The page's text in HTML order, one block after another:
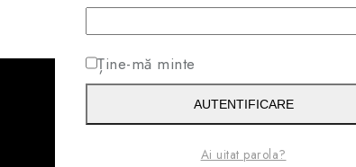
Ține-mă minte
AUTENTIFICARE
Ai uitat parola?